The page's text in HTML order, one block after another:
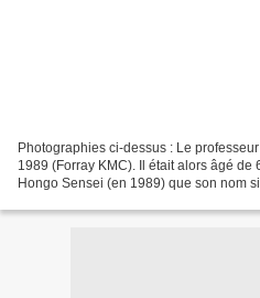
Photographies ci-dessus : Le
1989 (Forray KMC). Il était alors âgé de
Hongo Sensei (en 1989) que son nom